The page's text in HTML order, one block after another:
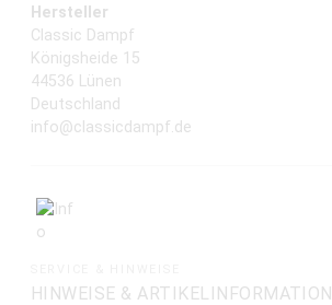
Hersteller
Classic Dampf
Königsheide 15
44536 Lünen
Deutschland
info@classicdampf.de
HINWEISE & ARTIKELINFORMATION